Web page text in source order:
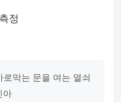
정
막는 문을 여는 열쇠
아